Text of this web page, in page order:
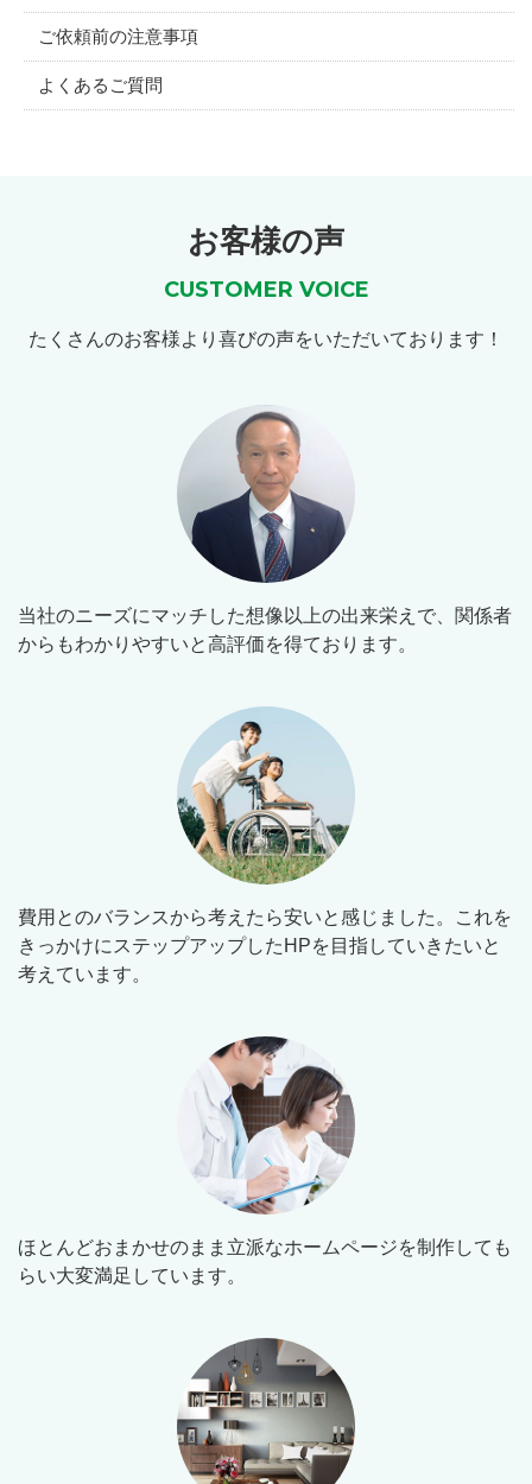
ご依頼前の注意事項
よくあるご質問
お客様の声
CUSTOMER VOICE
たくさんのお客様より喜びの声をいただいております！
当社のニーズにマッチした想像以上の出来栄えで、関係者
からもわかりやすいと高評価を得ております。
費用とのバランスから考えたら安いと感じました。これを
きっかけにステップアップしたHPを目指していきたいと
考えています。
ほとんどおまかせのまま立派なホームページを制作しても
らい大変満足しています。